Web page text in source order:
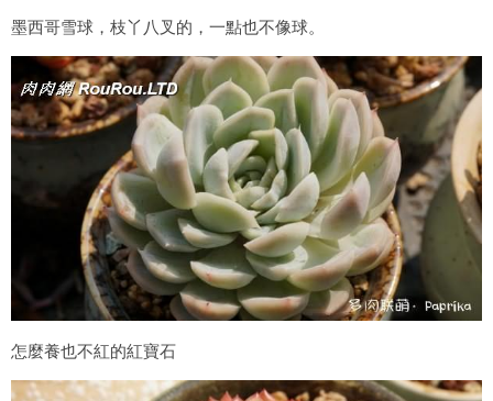
墨西哥雪球，枝丫八叉的，一點也不像球。
怎麼養也不紅的紅寶石